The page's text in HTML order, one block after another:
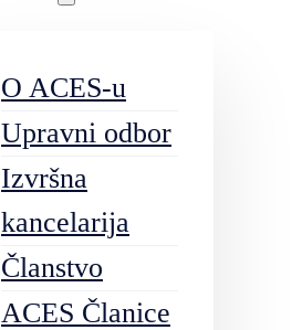
O ACES-u
Upravni odbor
Izvršna
kancelarija
Članstvo
ACES Članice